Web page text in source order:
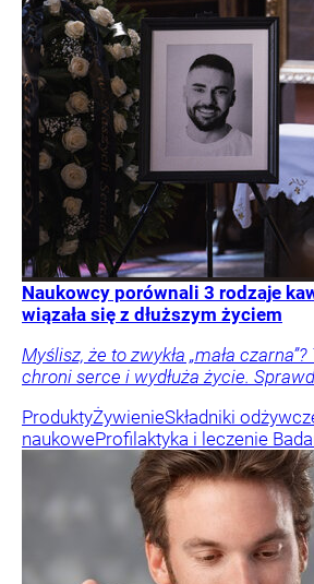
Naukowcy porównali 3 rodzaje
wiązała się z dłuższym życiem
Myślisz, że to zwykła „mała
chroni serce i wydłuża życie.
ProduktyŻywienieSkładniki
naukoweProfilaktyka i leczenie